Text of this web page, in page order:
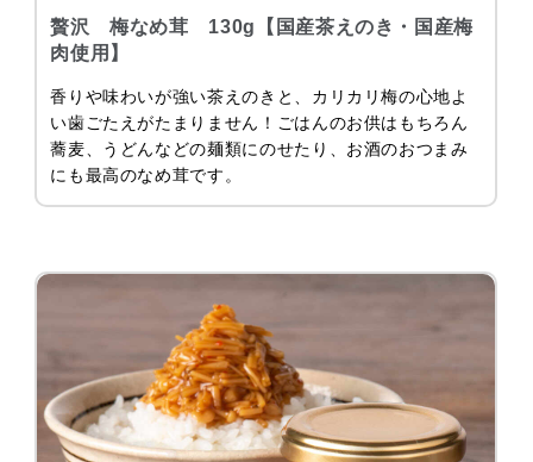
贅沢 梅なめ茸 130g【国産茶えのき・国産梅
肉使用】
香りや味わいが強い茶えのきと、カリカリ梅の心地よ
い歯ごたえがたまりません！ごはんのお供はもちろん
蕎麦、うどんなどの麺類にのせたり、お酒のおつまみ
にも最高のなめ茸です。